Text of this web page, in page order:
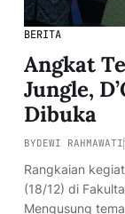
BERITA
Angkat
Jungle,
Dibuka
BYDEWI RAHMAWATI
Rangkaian
(18/12) di
Mengusung